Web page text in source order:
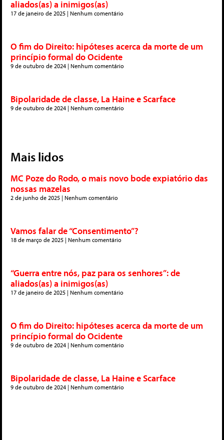
aliados(as) a inimigos(as)
17 de janeiro de 2025 Nenhum comentário
O fim do Direito: hipóteses acerca da morte de um
princípio formal do Ocidente
9 de outubro de 2024 Nenhum comentário
Bipolaridade de classe, La Haine e Scarface
9 de outubro de 2024 Nenhum comentário
Mais lidos
MC Poze do Rodo, o mais novo bode expiatório das
nossas mazelas
2 de junho de 2025 Nenhum comentário
Vamos falar de “Consentimento”?
18 de março de 2025 Nenhum comentário
“Guerra entre nós, paz para os senhores”: de
aliados(as) a inimigos(as)
17 de janeiro de 2025 Nenhum comentário
O fim do Direito: hipóteses acerca da morte de um
princípio formal do Ocidente
9 de outubro de 2024 Nenhum comentário
Bipolaridade de classe, La Haine e Scarface
9 de outubro de 2024 Nenhum comentário